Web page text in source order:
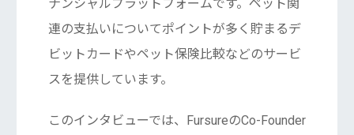
ナンシャルプラットフォームです。ペット関
連の支払いについてポイントが多く貯まるデ
ビットカードやペット保険比較などのサービ
スを提供しています。
このインタビューでは、FursureのCo-Founder